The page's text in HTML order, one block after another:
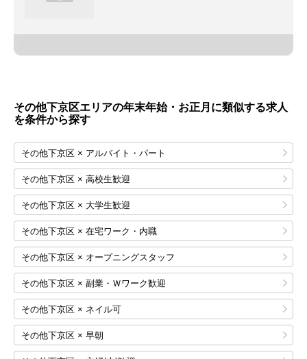
その他下京区エリアの年末年始・お正月に類似する求人
を条件から探す
その他下京区 × アルバイト・パート
その他下京区 × 高校生歓迎
その他下京区 × 大学生歓迎
その他下京区 × 在宅ワーク・内職
その他下京区 × オープニングスタッフ
その他下京区 × 副業・Ｗワーク歓迎
その他下京区 × ネイル可
その他下京区 × 早朝